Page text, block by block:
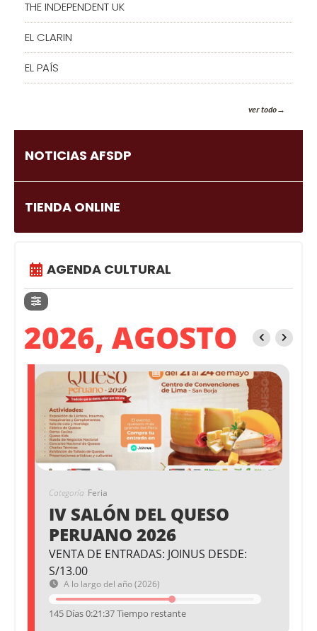
THE INDEPENDENT UK
EL CLARIN
EL PAÍS
ver todo
NOTICIAS AFSDP
TIENDA ONLINE
AGENDA CULTURAL
2026, AGOSTO
Categoría Feria
IV SALÓN DEL QUESO
PERUANO 2026
VENTA DE ENTRADAS: JOINUS DESDE:
S/13.00
A lo largo del año (2026)
145 Días 0:21:37 Tiempo restante